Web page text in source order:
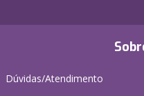
Dúvidas/Atendimento